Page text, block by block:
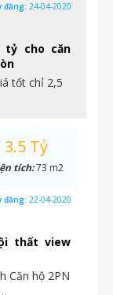
tỷ cho căn
tốt chỉ 2,5
đăng: 24-04-2020
thất view
Căn hộ 2PN
3.5 Tỷ
tích:73 m2
đăng: 22-04-2020